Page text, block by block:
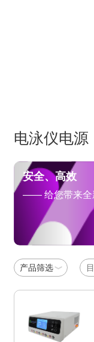
电泳仪电源
安全、高效
—— 给您带来全
产品筛选